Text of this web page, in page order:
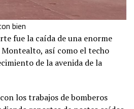
bien
fue la caída de una enorme
así como el techo
de la avenida de la
los trabajos de bomberos